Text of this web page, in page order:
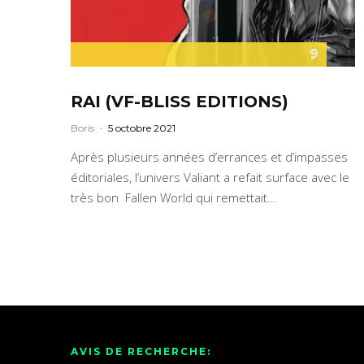
9
RAI (VF-BLISS EDITIONS)
Boris · 5 octobre 2021
Après plusieurs années d’errances et d’impasses
éditoriales, l’univers Valiant a refait surface avec le
très bon Fallen World qui remettait...
AVIS DE RECHERCHE: